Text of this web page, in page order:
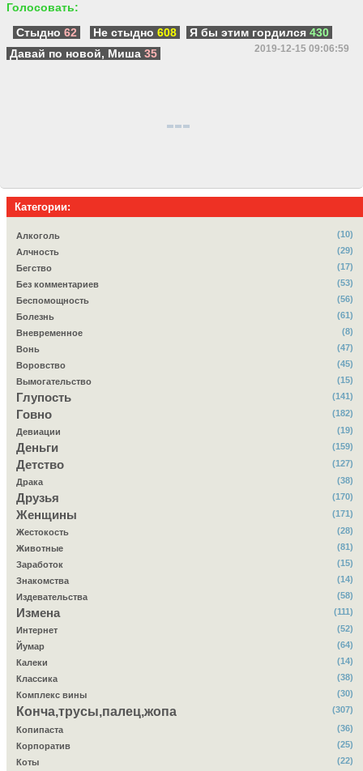
Голосовать:
Стыдно 62 Не стыдно 608 Я бы этим гордился 430
Давай по новой, Миша 35 2019-12-15 09:06:59
Категории:
Алкоголь
(10)
Алчность
(29)
Бегство
(17)
Без комментариев
(53)
Беспомощность
(56)
Болезнь
(61)
Вневременное
(8)
Вонь
(47)
Воровство
(45)
Вымогательство
(15)
Глупость (141)
Говно
(182)
Девиации
(19)
Деньги (159)
Детство
(127)
Драка
(38)
Друзья (170)
Женщины
(171)
Жестокость
(28)
Животные
(81)
Заработок
(15)
Знакомства
(14)
Издевательства
(58)
Измена
(111)
Интернет
(52)
Йумар
(64)
Калеки
(14)
Классика
(38)
Комплекс вины
(30)
Конча,трусы,палец,жопа (307)
Копипаста
(36)
Корпоратив
(25)
Коты
(22)